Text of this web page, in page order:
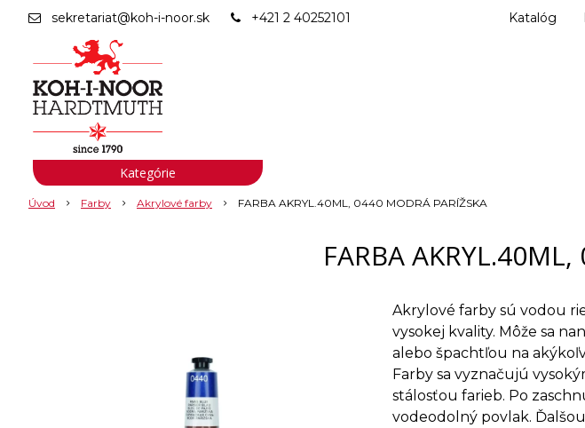
sekretariat@koh-i-noor.sk +421 2 40252101 Katalóg
Úvod Farby Akrylové farby FARBA AKRYL.40ML, 0440 MODRÁ PARÍŽSKA
FARBA
Akrylové farby sú vodou
vysokej kvality. Môže sa
alebo špachtľou na
Farby sa vyznačujú
stálosťou farieb. Po
vodeodolný povlak.
Kategórie